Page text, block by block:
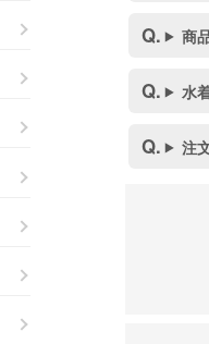
商
水
注